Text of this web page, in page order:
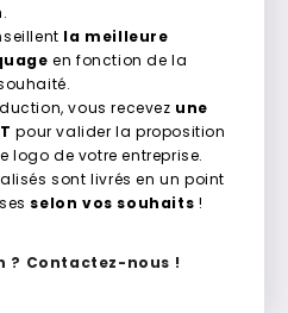
.
la meilleure
en fonction de la
vous recevez une
pour valider la proposition
logo de votre entreprise.
sont livrés en un point
selon vos souhaits !
? Contactez-nous !